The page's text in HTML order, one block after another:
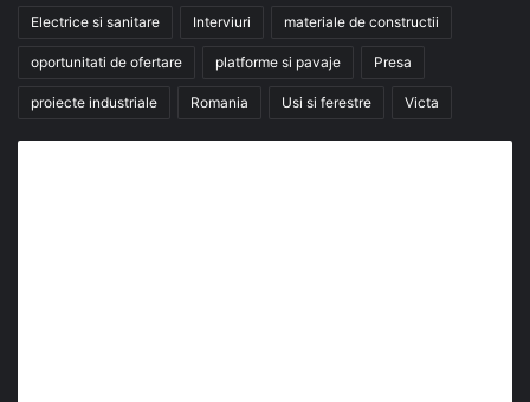
Electrice si sanitare Interviuri materiale de constructii
oportunitati de ofertare platforme si pavaje Presa
proiecte industriale Romania Usi si ferestre Victa